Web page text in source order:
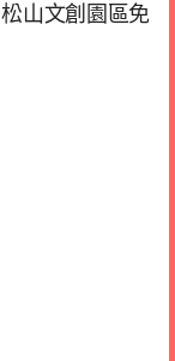
山文創園區免